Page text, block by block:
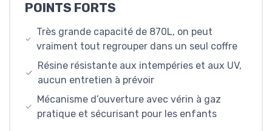
POINTS FORTS
Très grande capacité de 870L, on peut
vraiment tout regrouper dans un seul coffre
Résine résistante aux intempéries et aux UV,
aucun entretien à prévoir
Mécanisme d’ouverture avec vérin à gaz
pratique et sécurisant pour les enfants